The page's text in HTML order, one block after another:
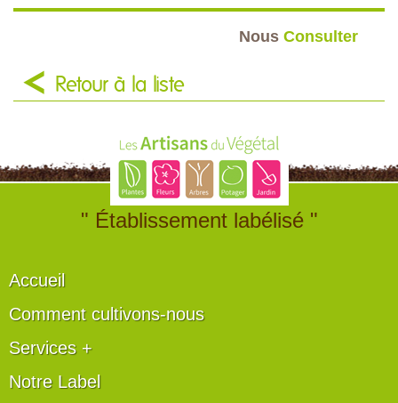
Nous Consulter
Retour à la liste
" Établissement labélisé "
Accueil
Comment cultivons-nous
Services +
Notre Label